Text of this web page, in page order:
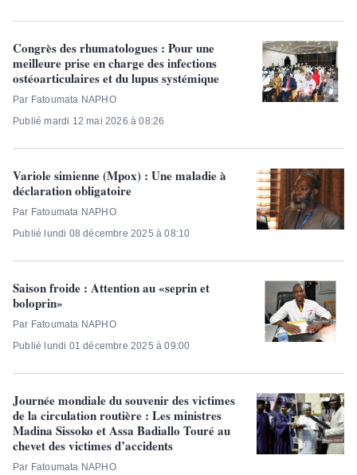
Congrès des rhumatologues : Pour une
meilleure prise en charge des infections
ostéoarticulaires et du lupus systémique
Par Fatoumata NAPHO
Publié mardi 12 mai 2026 à 08:26
Variole simienne (Mpox) : Une maladie à
déclaration obligatoire
Par Fatoumata NAPHO
Publié lundi 08 décembre 2025 à 08:10
Saison froide : Attention au «seprin et
boloprin»
Par Fatoumata NAPHO
Publié lundi 01 décembre 2025 à 09:00
Journée mondiale du souvenir des victimes
de la circulation routière : Les ministres
Madina Sissoko et Assa Badiallo Touré au
chevet des victimes d’accidents
Par Fatoumata NAPHO